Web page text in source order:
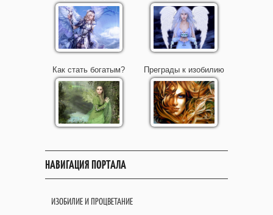
Как стать богатым? Преграды к изобилию
НАВИГАЦИЯ ПОРТАЛА
ИЗОБИЛИЕ И ПРОЦВЕТАНИЕ